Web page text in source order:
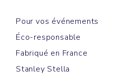
Pour vos événements
Éco-responsable
Fabriqué en France
Stanley Stella